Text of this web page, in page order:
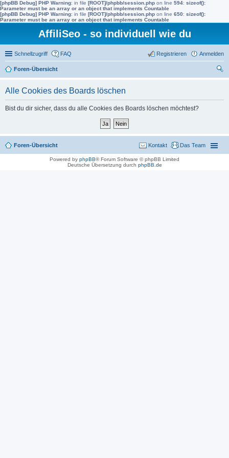
[phpBB Debug] PHP Warning: in file [ROOT]/phpbb/session.php on line 594: sizeof():
Parameter must be an array or an object that implements Countable
[phpBB Debug] PHP Warning: in file [ROOT]/phpbb/session.php on line 650: sizeof():
Parameter must be an array or an object that implements Countable
AffiliSeo - so individuell wie du
Schnellzugriff FAQ Anmelden
Registrieren
Foren-Übersicht
Alle Cookies des Boards löschen
Bist du dir sicher, dass du alle Cookies des Boards löschen möchtest?
Foren-Übersicht Das Team
Kontakt
Powered by phpBB® Forum Software © phpBB Limited
Deutsche Übersetzung durch phpBB.de